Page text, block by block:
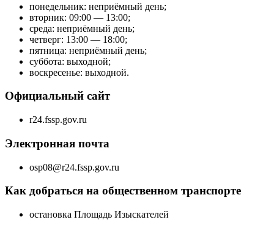
понедельник: неприёмный день;
вторник: 09:00 — 13:00;
среда: неприёмный день;
четверг: 13:00 — 18:00;
пятница: неприёмный день;
суббота: выходной;
воскресенье: выходной.
Официальный сайт
r24.fssp.gov.ru
Электронная почта
osp08@r24.fssp.gov.ru
Как добраться на общественном транспорте
остановка Площадь Изыскателей